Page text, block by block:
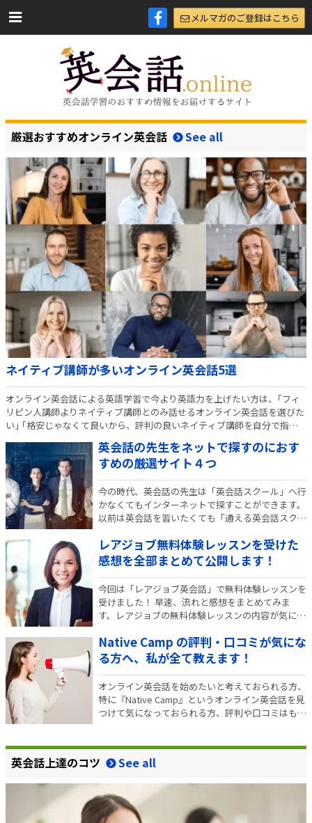
メルマガのご登録はこちら
厳選おすすめオンライン英会話
ネイティブ講師が多いオンライン英会話5選
オンライン英会話による英語学習で今より英語力を上げたい方は、｢フィ
リピン人講師よりネイティブ講師とのみ話せるオンライン英会話を選びた
い｣ ｢格安じゃなくて良いから、評判の良いネイティブ講師を自分で指定
なのは、日…
英会話の先生をネットで探すのにおす
すめの厳選サイト４つ
今の時代、英会話の先生は「英会話スクール」へ行
かなくてもインターネットで探すことができます。
以前は英会話を習いたくても「通える英会話スクー
高すぎる」と諦めてしまう方もおられましたので、
今はインターネットのおかげで本当に便利になりま
した…
レアジョブ無料体験レッスンを受けた
感想を全部まとめて公開します！
今回は「レアジョブ英会話」で無料体験レッスンを
受けました！ 早速、流れと感想をまとめてみま
す。レアジョブの無料体験レッスンの内容が気にな
ン英会話を選べば良いか悩んでいるという方は、ぜ
ひ参考にしていただければと思います。 実は、私
も S…
Native Camp の評判・口コミが気にな
る方へ、私が全て教えます！
オンライン英会話を始めたいと考えておられる方、
特に『Native Camp』というオンライン英会話を見
つけて気になっておられる方、評判や口コミはもう
や口コミを調べてみると良いもの…
英会話上達のコツ